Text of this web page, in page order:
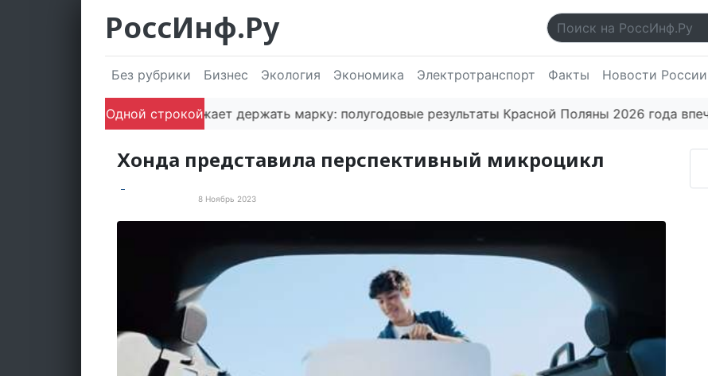
РоссИнф.Ру
Без рубрики Бизнес Экология Экономика Электротранспорт Факты Новости России
Одной строкой
Сочи продолжает держать марку: полугодовые результаты Красной Поляны 2026 года впечатляют
Хонда представила перспективный микроцикл
8 Ноябрь 2023